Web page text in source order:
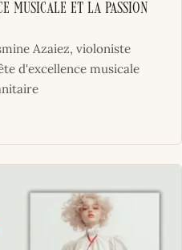
Musicale et la Passion
Azaiez, violoniste
d'excellence musicale